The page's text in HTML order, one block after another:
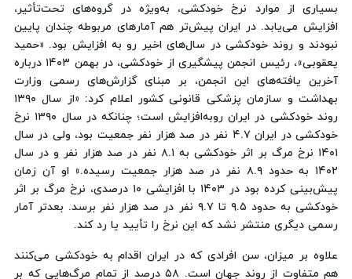
بسیاری از موارد نرخ خودکشی، به‌ویژه در گروه‌های تحت‌تأثیر،
افزایش می‌یابد. در ایران پیش‌تر هم آمارهای مربوطه چندان پایین
نبودند و روند خودکشی در سال‌های اخیر رو به افزایش بود. «حمید
یعقوبی»، رئیس انجمن پیشگیری از خودکشی، در بهمن ۱۴۰۳ درباره
آخرین یافته‌های این انجمن، بر مبنای گزارش‌های رسمی وزارت
بهداشت و سازمان پزشکی قانونی کشور اعلام کرد: «از سال ۱۳۹۰
روند خودکشی در ایران روبه‌افزایش است؛ چنانکه در سال ۱۳۹۰ نرخ
خودکشی در ایران ۴.۷ نفر در صد هزار نفر جمعیت بود، ولی در سال
۱۴۰۱ نرخ مرگ بر اثر خودکشی به ۸.۱ نفر در صد هزار نفر و در سال
۱۴۰۲ به حدود ۸.۹ نفر در صد هزار جمعیت رسیده.» او آن زمان
پیش‌بینی کرده بود در ۱۴۰۳ با افزایشی ۱۰ درصدی، نرخ مرگ بر اثر
خودکشی به حدود ۹.۵ تا ۹.۷ نفر در صد هزار نفر برسد. بعدتر آمار
رسمی دیگری منتشر نشد که این نرخ را تأیید یا رد کند.
علاوه بر میزان، سن افرادی که در ایران اقدام به خودکشی می‌کنند
هم متفاوت از روند جهان است. ۵۸ درصد از تمام مرگ‌هایی که بر